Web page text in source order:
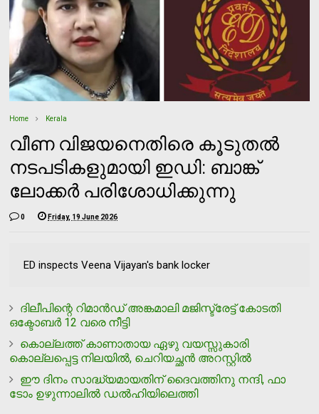
Home Kerala
വീണ വിജയനെതിരെ കൂടുതല്‍
നടപടികളുമായി ഇഡി: ബാങ്ക്
ലോക്കര്‍ പരിശോധിക്കുന്നു
0 Friday, 19 June 2026
ED inspects Veena Vijayan's bank locker
ദിലീപിന്റെ റിമാൻഡ് അങ്കമാലി മജിസ്ട്രേട്ട് കോടതി
ഒക്ടോബർ 12 വരെ നീട്ടി
കൊല്ലത്ത് കാണാതായ ഏഴു വയസ്സുകാരി
കൊല്ലപ്പെട്ട നിലയില്‍, ചെറിയച്ഛന്‍ അറസ്റ്റില്‍
ഈ ദിനം സാദ്ധ്യമായതിന് ദൈവത്തിനു നന്ദി, ഫാ
ടോം ഉഴുന്നാലില്‍ ഡല്‍ഹിയിലെത്തി